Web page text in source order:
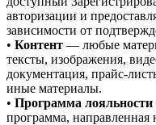
авторизации и
зависимости от
• Контент — любые
тексты, изображения,
документация, прайс-
иные материалы.
• Программа лояльности
программа,